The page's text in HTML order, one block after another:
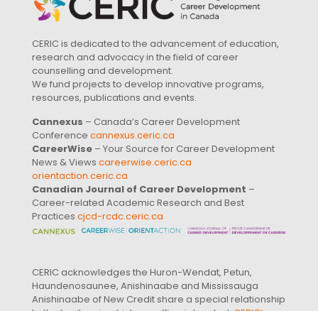
CERIC is dedicated to the advancement of education,
research and advocacy in the field of career
counselling and development.
We fund projects to develop innovative programs,
resources, publications and events.
Cannexus – Canada’s Career Development
Conference cannexus.ceric.ca
CareerWise – Your Source for Career Development
News & Views careerwise.ceric.ca
orientaction.ceric.ca
Canadian Journal of Career Development –
Career-related Academic Research and Best
Practices cjcd-rcdc.ceric.ca
CERIC acknowledges the Huron-Wendat, Petun,
Haundenosaunee, Anishinaabe and Mississauga
Anishinaabe of New Credit share a special relationship